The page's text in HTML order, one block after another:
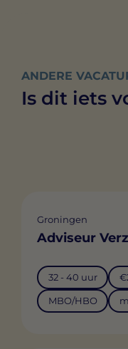
ANDERE
Is dit iets
Groningen
Adviseur
32 - 40 uur
MBO/HBO